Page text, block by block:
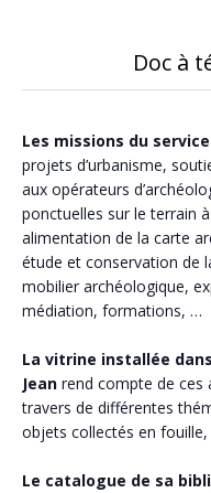
Doc à
Les missions du
projets d’urbanisme,
aux opérateurs
ponctuelles sur le terrain
alimentation de la carte
étude et conservation de
mobilier archéologique,
médiation, formations, …
La vitrine installée
Jean rend compte de ces
travers de différentes
objets collectés en
Le catalogue de sa